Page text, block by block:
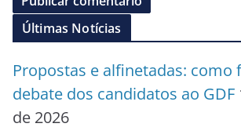
Últimas Notícias
Propostas e alfinetadas: como
debate dos candidatos ao GDF
de 2026